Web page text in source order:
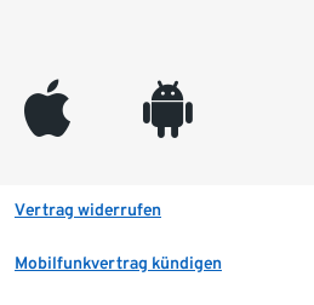
appleinc android
Vertrag widerrufen
Mobilfunkvertrag kündigen